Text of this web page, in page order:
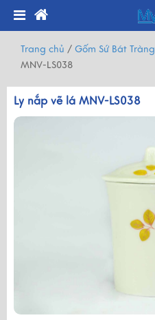
Trang chủ / Gốm Sứ Bát Tràng
MNV-LS038
Ly nắp vẽ lá MNV-LS038